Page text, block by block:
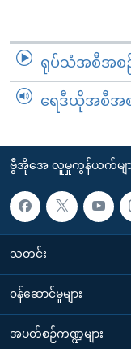
ရုပ်သံအစီအစဉ်
ရေဒီယိုအစီအစ
ဗွီအိုအေ လူမှုကွန်ယက်မျာ
သတင်း
၀န်ဆောင်မှုများ
အပတ်စဉ်ကဏ္ဍများ